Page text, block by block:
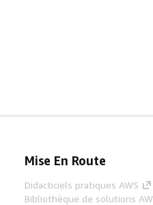
Mise En Route
Didacticiels pratiques AWS
Bibliothèque de solutions